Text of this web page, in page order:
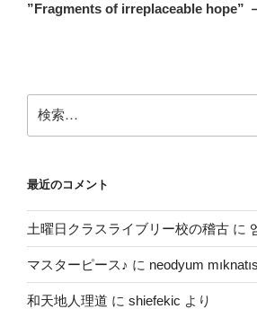
ー
の
”Fragments of irreplaceable hope”
索:
最近のコメント
土曜日クラスライブリー校の稽古 に
マスターピース♪ に neodyum mıknatıs
和天地人理道 に shiefekic より